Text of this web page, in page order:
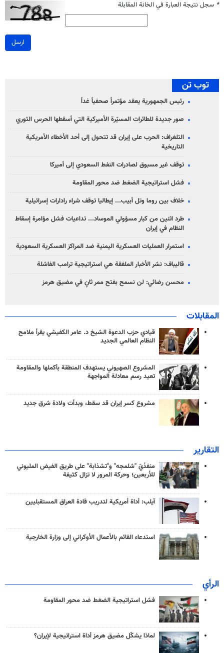
* سجل نتيجة العبارة في الخانة المقابلة
ارسل
توب تن
رئيس الجمهورية يعقد مؤتمراً صحفياً غداً
صور جديدة للطائرات المسيّرة الأميركية التي أسقطها الحرس الثوري
التلغراف: الحرب على إيران قد تتحول إلى أحد الأخطاء الأمريكية
التاريخية
توقف غير مسبوق لصادرات النفط السعودي إلى أميركا
فشل استراتيجية الضغط ضد محور المقاومة
خلاف بين روما وتل أبيب... إيطاليا توقف شراء رادارات إسرائيلية
طرد اثنين من كبار مسؤولي الموساد... تداعيات فشل مؤامرة إسقاط
النظام في إيران
استمرار العمليات العسكرية اليمنية ضد المراكز العسكرية السعودية
قاليباف: نشر الأخبار الملفقة هي استراتيجية ترامب الفاشلة
محسن رضائي: لن نسمح بفتح ممر ثانٍ في مضيق هرمز
المقابلات
قيادي حزب الدعوة الشيخ د. عامر الكفيشي يقرأ ملامح
النظام العالمي الجديد
المشروع الصهيوني يستهدف المنطقة بأكملها والمقاومة
تعيد رسم معادلة المواجهة
مشروع كسر إيران قد سقط، وبدأت ولادة شرق جديد
التقارير
منفذَيّ "شلمجه" و"تشذابة" على طريق الفيض المليوني
للأربعين؛ وحركة المرور لا تزال كثيفة
آيلب: أداة أمريكية لتدريب قادة العراق المستقبليين
استدعاء القائم بالأعمال الأوكراني إلى وزارة الخارجية
الرأي
فشل استراتيجية الضغط ضد محور المقاومة
لماذا يشكّل مضيق هرمز أداة استراتيجية لإيران؟